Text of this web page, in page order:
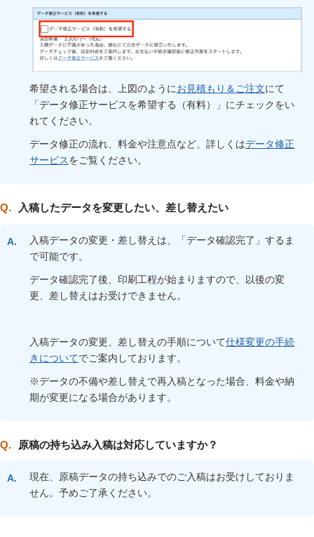
希望される場合は、上図のようにお見積もり＆ご注文にて
「データ修正サービスを希望する（有料）」にチェックをい
れてください。
データ修正の流れ、料金や注意点など、詳しくはデータ修正
サービスをご覧ください。
入稿したデータを変更したい、差し替えたい
入稿データの変更・差し替えは、「データ確認完了」するま
で可能です。
データ確認完了後、印刷工程が始まりますので、以後の変
更、差し替えはお受けできません。
入稿データの変更、差し替えの手順について仕様変更の手続
きについてでご案内しております。
※データの不備や差し替えで再入稿となった場合、料金や納
期が変更になる場合があります。
原稿の持ち込み入稿は対応していますか？
現在、原稿データの持ち込みでのご入稿はお受けしておりま
せん。予めご了承ください。